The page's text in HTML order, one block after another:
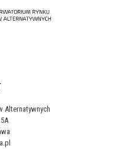
Alternatywnych